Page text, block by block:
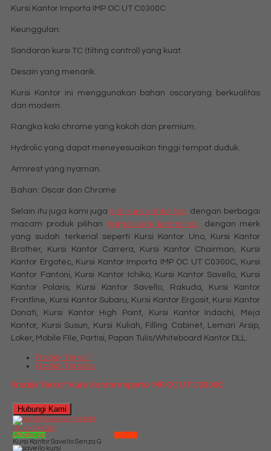
Kursi Kantor Importa IMP OC UT C0300C
Keunggulan:
Sandaran kursi TC (tilting control) yang kuat.
Desain yang menarik.
Kursi Kantor ini menggunakan bahan oscaryang berkualitas
dan modern.
Rangka kaki chrome yang kokoh dan premium.
Hydrolic yang dapat meneyesuaikan tinggi tempat duduk.
Armrest yang nyaman.
Bahan: Oscar dan Chrome
Selain itu juga kami juga jual kursi kantor bali dengan berbagai
macam produk pilihan
harga kursi kantor bali dengan merk
yang sudah terkenal seperti Kursi Kantor Uno, Kursi Kantor
Brother, Kursi Kantor Carrera, Kursi Kantor Chairman, Kursi
Kantor Ergotec, Kursi Kantor Importa IMP OC UT C0300C, Kursi
Kantor Fantoni, Kursi Kantor Ichiko, Kursi Kantor Savello, Kursi
Kantor Polaris, Kursi Kantor Savello, Rakuda, Kursi Kantor
Frontline, Kursi Kantor Subaru, Kursi Kantor Ergosit, Kursi Kantor
Donati, Kursi Kantor High Point, Kursi Kantor Indachi, Meja
Kantor, Kursi Susun, Kursi Kuliah, Filling Cabinet, Lemari Arsip,
Loker, Mobile FIle, Partisi, Papan Tulis/Whiteboard Kantor DLL.
Produk Terkait
Produk Terbaru
Produk Terkait Kursi Kantor Importa IMP OC UT C0300C
Hubungi Kami
QUICK ORDER
Whatsapp
via SMS
Kursi Kantor Savello Senza G